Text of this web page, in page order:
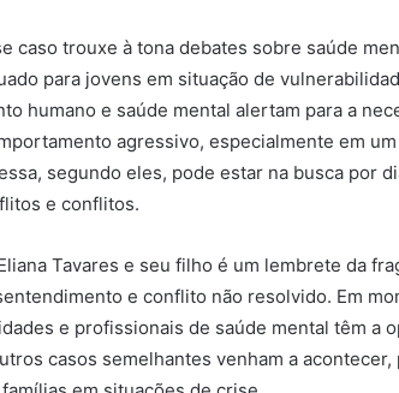
caso trouxe à tona debates sobre saúde
para jovens em situação de
humano e saúde mental alertam para a
agressivo, especialmente em
segundo eles, pode estar na busca por
e conflitos.
Tavares e seu filho é um lembrete da
e conflito não resolvido. Em
e profissionais de saúde mental têm a
casos semelhantes venham a acontecer,